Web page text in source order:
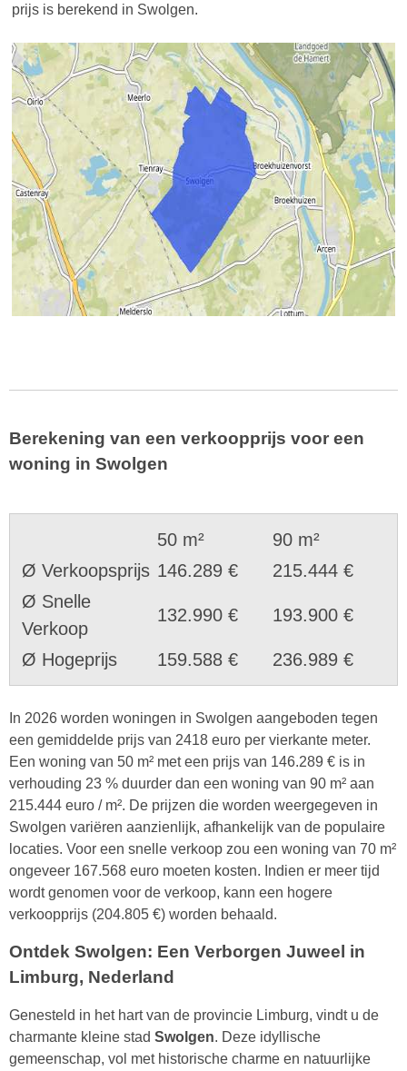
prijs is berekend in Swolgen.
Berekening van een verkoopprijs voor een
woning in Swolgen
50 m²
90 m²
Ø Verkoopsprijs 146.289 €
215.444 €
Ø Snelle
Verkoop
132.990 € 193.900 €
Ø Hogeprijs 159.588 € 236.989 €
In 2026 worden woningen in Swolgen aangeboden tegen
een gemiddelde prijs van 2418 euro per vierkante meter.
Een woning van 50 m² met een prijs van 146.289 € is in
verhouding 23 % duurder dan een woning van 90 m² aan
215.444 euro / m². De prijzen die worden weergegeven in
Swolgen variëren aanzienlijk, afhankelijk van de populaire
locaties. Voor een snelle verkoop zou een woning van 70 m²
ongeveer 167.568 euro moeten kosten. Indien er meer tijd
wordt genomen voor de verkoop, kann een hogere
verkoopprijs (204.805 €) worden behaald.
Ontdek Swolgen: Een Verborgen Juweel in
Limburg, Nederland
Genesteld in het hart van de provincie Limburg, vindt u de
charmante kleine stad Swolgen. Deze idyllische
gemeenschap, vol met historische charme en natuurlijke